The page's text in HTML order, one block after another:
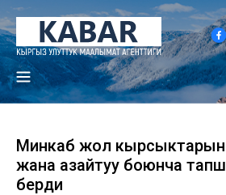
Минкаб жол
жана азайтуу боюнча
берди